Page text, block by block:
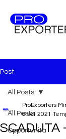
Post
All Posts
Opportunità
All Posts
SCADUTA
ProExporters
6 set 2021